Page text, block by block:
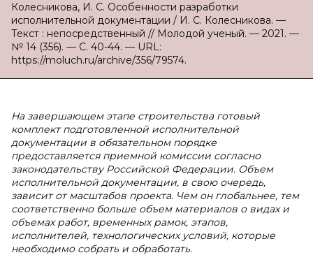
Колесникова, И. С. Особенности разработки
исполнительной документации / И. С. Колесникова. —
Текст : непосредственный // Молодой ученый. — 2021. —
№ 14 (356). — С. 40-44. — URL:
https://moluch.ru/archive/356/79574.
На завершающем этапе строительства готовый
комплект подготовленной исполнительной
документации в обязательном порядке
предоставляется приемной комиссии согласно
законодательству Российской Федерации. Объем
исполнительной документации, в свою очередь,
зависит от масштабов проекта. Чем он глобальнее, тем
соответственно больше объем материалов о видах и
объемах работ, временных рамок, этапов,
исполнителей, технологических условий, которые
необходимо собрать и обработать.